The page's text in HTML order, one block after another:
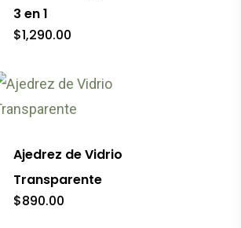
3 en 1
$1,290.00
Ajedrez de Vidrio
Transparente
$890.00